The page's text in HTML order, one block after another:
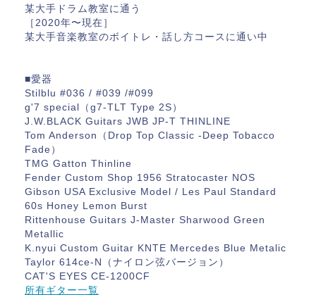
某大手ドラム教室に通う
［2020年〜現在］
某大手音楽教室のボイトレ・話し方コースに通い中
■愛器
Stilblu #036 / #039 /#099
g'7 special（g7-TLT Type 2S）
J.W.BLACK Guitars JWB JP-T THINLINE
Tom Anderson（Drop Top Classic -Deep Tobacco
Fade）
TMG Gatton Thinline
Fender Custom Shop 1956 Stratocaster NOS
Gibson USA Exclusive Model / Les Paul Standard
60s Honey Lemon Burst
Rittenhouse Guitars J-Master Sharwood Green
Metallic
K.nyui Custom Guitar KNTE Mercedes Blue Metalic
Taylor 614ce-N（ナイロン弦バージョン）
CAT'S EYES CE-1200CF
所有ギター一覧